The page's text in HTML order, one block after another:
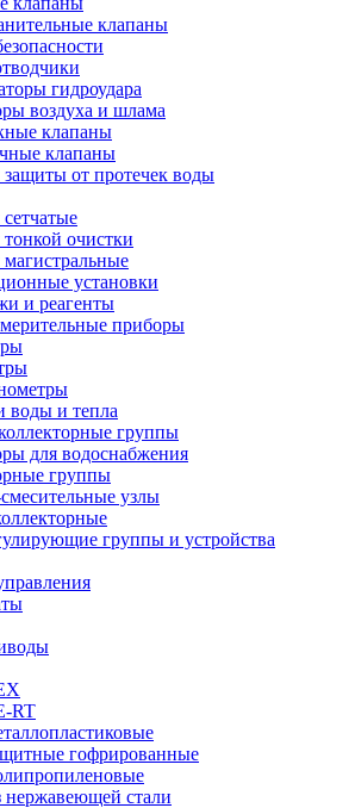
клапаны
гидроудара
воздуха и шлама
клапаны
клапаны
от протечек воды
очистки
установки
и реагенты
приборы
воды и тепла
группы
для водоснабжения
группы
узлы
группы и устройства
RT
гофрированные
нержавеющей стали